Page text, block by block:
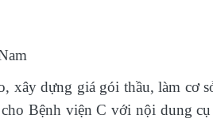
xây dựng giá gói thầu, làm cơ
Bệnh viện C với nội dung